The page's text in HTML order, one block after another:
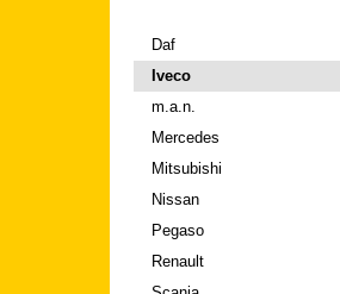
Daf
Iveco
m.a.n.
Mercedes
Mitsubishi
Nissan
Pegaso
Renault